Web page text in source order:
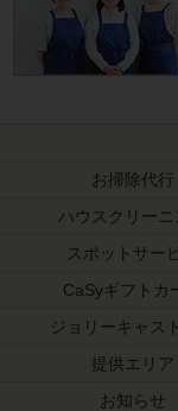
お掃除代行
ハウスクリーニ
スポットサー
CaSyギフトカ
ジョリーキャス
提供エリア
お知らせ